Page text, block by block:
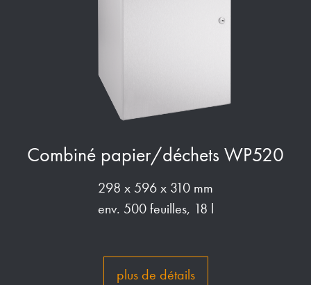
Combiné papier/déchets WP520
298 x 596 x 310 mm
env. 500 feuilles, 18 l
plus de détails